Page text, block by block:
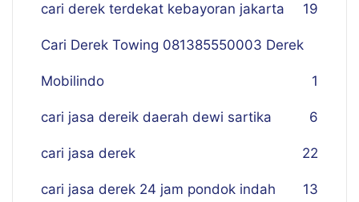
cari derek terdekat kebayoran jakarta 19
Cari Derek Towing 081385550003 Derek
Mobilindo 1
cari jasa dereik daerah dewi sartika 6
cari jasa derek 22
cari jasa derek 24 jam pondok indah 13